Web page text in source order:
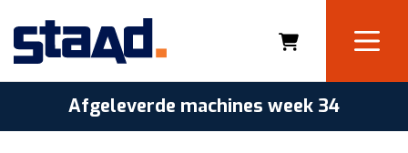
Afgeleverde machines week 34